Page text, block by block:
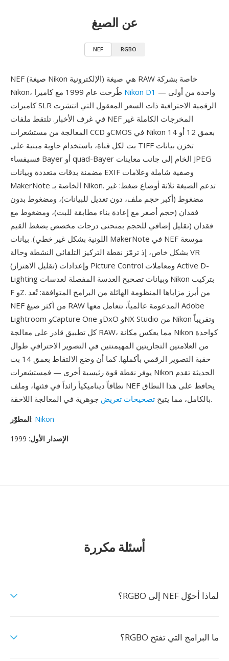
عن الصيغ
NEF RGBO
NEF (صيغة Nikon الإلكترونية) هي صيغة RAW خاصة بشركة
Nikon D1 — واحدة من أولى
كاميرات SLR الرقمية الاحترافية ذات السعر المعقول التي انتشرت
في غرف الأخبار. تلتقط ملفات NEF المخرجات الكاملة غير
المعالجة من مستشعرات CCD وCMOS في Nikon بعمق 12 أو 14
بت لكل قناة، باستخدام حاوية مبنية على TIFF تخزن بيانات
فسيفساء Bayer أو quad-Bayer الخام إلى جانب معاينات JPEG
مضمنة بدقات متعددة وبيانات EXIF وصفية شاملة وعلامات
MakerNote الخاصة بـ Nikon. تدعم الصيغة ثلاثة أوضاع ضغط: غير
مضغوط (أكبر حجم ملف، دون تعديل للبيانات)، ومضغوط بدون
فقدان (حجم أصغر مع إعادة بناء مطابقة للبت)، ومضغوط مع
فقدان (تقليل إضافي للحجم بمنحنى درجات مخصص يضغط القيم
اللونية بشكل غير خطي). بيانات MakerNote في NEF موسعة
بشكل خاص، إذ ترمّز نقطة التركيز التلقائي النشطة وحالة VR
(تقليل الاهتزاز) وإعدادات Picture Control ومعاملات Active D-
Lighting وبيانات تصحيح العدسة المفصلة لعدسات Nikon بتركيب
F وZ. من أبرز مزاياها المنظومة الهائلة من البرامج المتوافقة: تُعد
NEF من أكثر صيغ RAW المدعومة عالمياً، تتعامل معها Adobe
Lightroom وCapture One وDxO وNX Studio من Nikon وتقريباً
كل تطبيق قادر على معالجة RAW، مما يعكس مكانة Nikon كواحدة
من العلامتين التجاريتين المهيمنتين في التصوير الاحترافي طوال
حقبة التصوير الرقمي بأكملها. كما أن وضع الالتقاط بعمق 14 بت
يوفر نقطة قوة رئيسية أخرى — فمستشعرات Nikon الحديثة تقدم
نطاقاً ديناميكياً رائداً في فئتها، وملف NEF يحافظ على هذا النطاق
بالكامل، مما يتيح تصحيحات تعريض جوهرية في المعالجة اللاحقة.
المطوّر: Nikon
الإصدار الأول: 1999
أسئلة مكررة
لماذا أحوّل NEF إلى RGBO؟
ما البرامج التي تفتح RGBO؟